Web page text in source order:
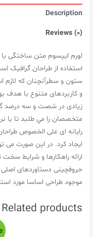
Description
Reviews (0)
لورم ايپسوم متن ساختگی
استفاده از طراحان گرافيک
ستون و سطرآنچنان که لازم
و کاربردهای متنوع با هدف
زيادی در شصت و سه درصد
متخصصان را مي طلبد تا با
رايانه ای علی الخصوص
ايجاد کرد. در اين صورت می
ارائه راهکارها و شرايط
حروفچينی دستاوردهای
موجود طراحی اساسا مورد
Related products